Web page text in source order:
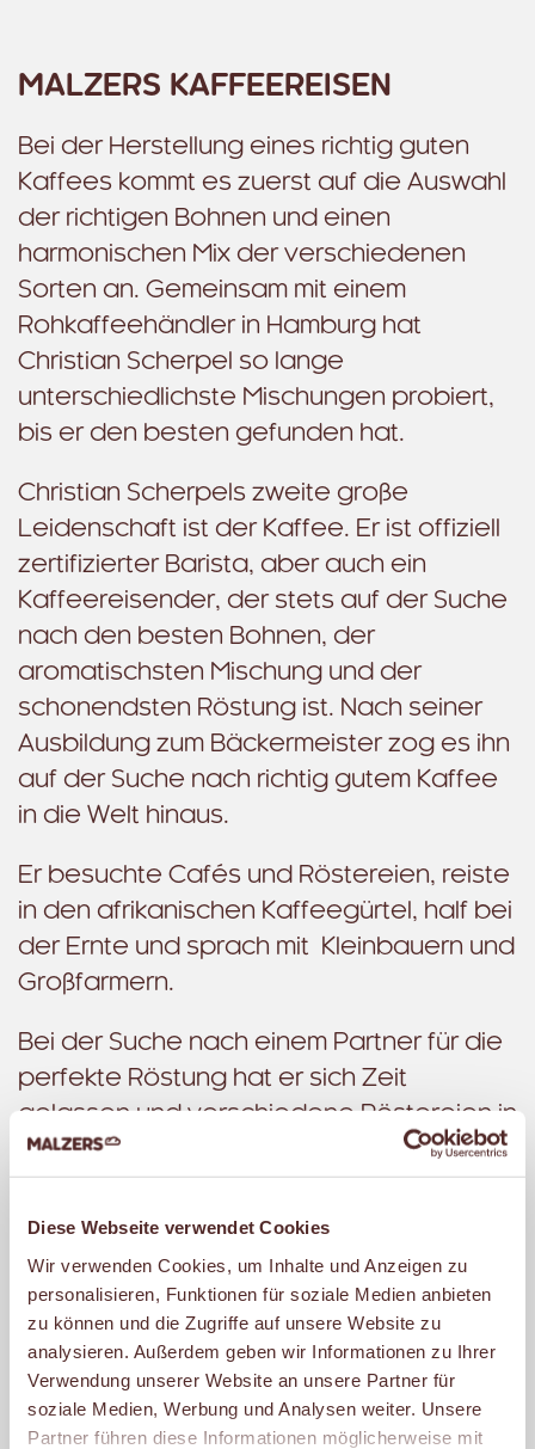
Diese Webseite verwendet Cookies
Wir verwenden Cookies, um Inhalte und Anzeigen zu
personalisieren, Funktionen für soziale Medien anbieten
zu können und die Zugriffe auf unsere Website zu
analysieren. Außerdem geben wir Informationen zu Ihrer
Verwendung unserer Website an unsere Partner für
soziale Medien, Werbung und Analysen weiter. Unsere
Partner führen diese Informationen möglicherweise mit
MALZERS KAFFEEREISEN
Bei der Herstellung eines richtig guten
Kaffees kommt es zuerst auf die Auswahl
der richtigen Bohnen und einen
harmonischen Mix der verschiedenen
Sorten an. Gemeinsam mit einem
Rohkaffeehändler in Hamburg hat
Christian Scherpel so lange
unterschiedlichste Mischungen probiert,
bis er den besten gefunden hat.
Christian Scherpels zweite große
Leidenschaft ist der Kaffee. Er ist offiziell
zertifizierter Barista, aber auch ein
Kaffeereisender, der stets auf der Suche
nach den besten Bohnen, der
aromatischsten Mischung und der
schonendsten Röstung ist. Nach seiner
Ausbildung zum Bäckermeister zog es ihn
auf der Suche nach richtig gutem Kaffee
in die Welt hinaus.
Er besuchte Cafés und Röstereien, reiste
in den afrikanischen Kaffeegürtel, half bei
der Ernte und sprach mit Kleinbauern und
Großfarmern.
Bei der Suche nach einem Partner für die
perfekte Röstung hat er sich Zeit
gelassen und verschiedene Röstereien in
NRW getestet. Die Wahl fiel schließlich auf
MALZERS, seit fünf Generationen
inhabergeführt ist. Dort werden die
MALZERS Kaffeereisen Blends im
traditionellen und aromaschonenden
Langzeitverfahren für uns von Hand
geröstet: zwischen 8 und 12 Minuten bei
circa 200 °C, wesentlich länger als bei der